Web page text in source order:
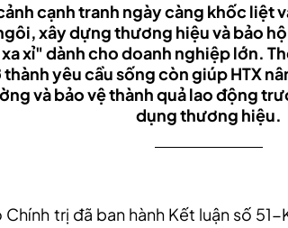
cạnh tranh ngày càng khốc liệt
xây dựng thương hiệu và bảo
xỉ" dành cho doanh nghiệp lớn.
yêu cầu sống còn giúp HTX
và bảo vệ thành quả lao động
dụng thương hiệu.
Chính trị đã ban hành Kết luận số